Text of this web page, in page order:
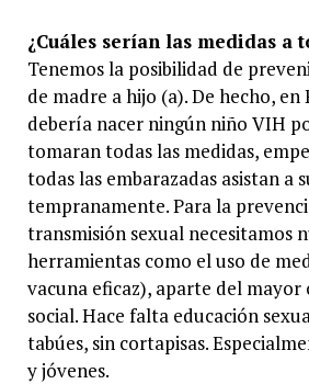
¿Cuáles serían las medidas a
Tenemos la posibilidad de
de madre a hijo (a). De hecho, en
debería nacer ningún niño VIH
tomaran todas las medidas,
todas las embarazadas asistan a
tempranamente. Para la
transmisión sexual necesitamos
herramientas como el uso de
vacuna eficaz), aparte del mayor
social. Hace falta educación
tabúes, sin cortapisas.
y jóvenes.